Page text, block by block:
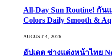
All-Day Sun Routine! กัน
Colors Daily Smooth &
AUGUST 4, 2026
อัปเดต ช่างแต่งหน้าไทย